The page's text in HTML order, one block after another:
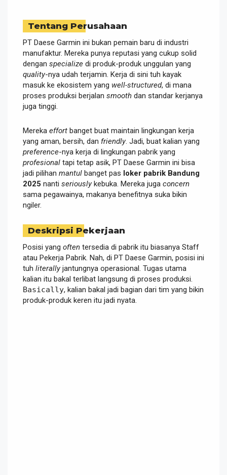
Tentang Perusahaan
PT Daese Garmin ini bukan pemain baru di industri
manufaktur. Mereka punya reputasi yang cukup solid
dengan specialize di produk-produk unggulan yang
quality-nya udah terjamin. Kerja di sini tuh kayak
masuk ke ekosistem yang well-structured, di mana
proses produksi berjalan smooth dan standar kerjanya
juga tinggi.
Mereka effort banget buat maintain lingkungan kerja
yang aman, bersih, dan friendly. Jadi, buat kalian yang
preference-nya kerja di lingkungan pabrik yang
profesional tapi tetap asik, PT Daese Garmin ini bisa
jadi pilihan mantul banget pas loker pabrik Bandung
2025 nanti seriouslykebuka. Mereka juga concern
sama pegawainya, makanya benefitnya suka bikin
ngiler.
Deskripsi Pekerjaan
Posisi yang often tersedia di pabrik itu biasanya Staff
atau Pekerja Pabrik. Nah, di PT Daese Garmin, posisi ini
tuh literallyjantungnya operasional. Tugas utama
kalian itu bakal terlibat langsung di proses produksi.
Basically, kalian bakal jadi bagian dari tim yang bikin
produk-produk keren itu jadi nyata.